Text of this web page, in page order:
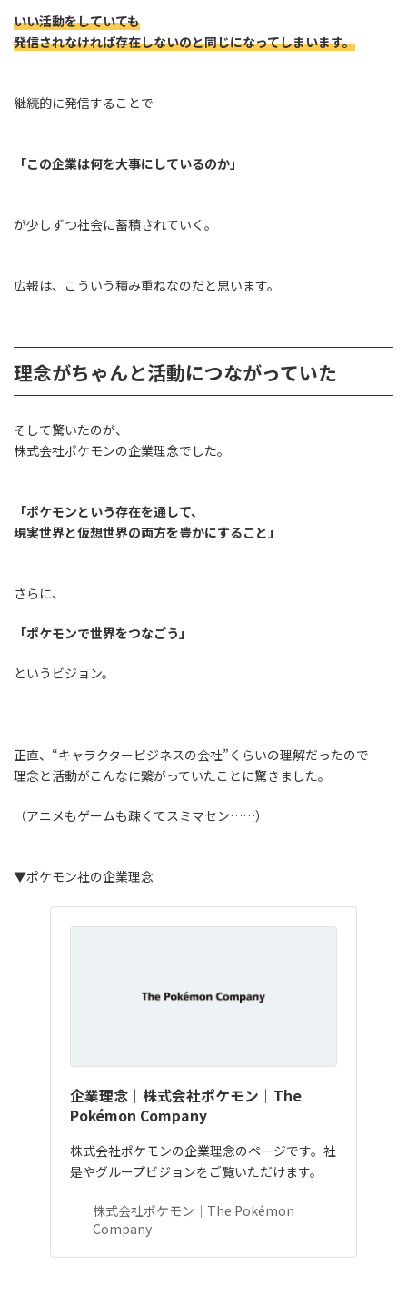
いい活動をしていても
発信されなければ存在しないのと同じになってしまいます。
継続的に発信することで
「この企業は何を大事にしているのか」
が少しずつ社会に蓄積されていく。
広報は、こういう積み重ねなのだと思います。
理念がちゃんと活動につながっていた
そして驚いたのが、
株式会社ポケモンの企業理念でした。
「ポケモンという存在を通して、
現実世界と仮想世界の両方を豊かにすること」
さらに、
「ポケモンで世界をつなごう」
というビジョン。
正直、“キャラクタービジネスの会社”くらいの理解だったので
理念と活動がこんなに繋がっていたことに驚きました。
（アニメもゲームも疎くてスミマセン……）
▼ポケモン社の企業理念
企業理念｜株式会社ポケモン｜The
Pokémon Company
株式会社ポケモンの企業理念のページです。社
是やグループビジョンをご覧いただけます。
株式会社ポケモン｜The Pokémon
Company